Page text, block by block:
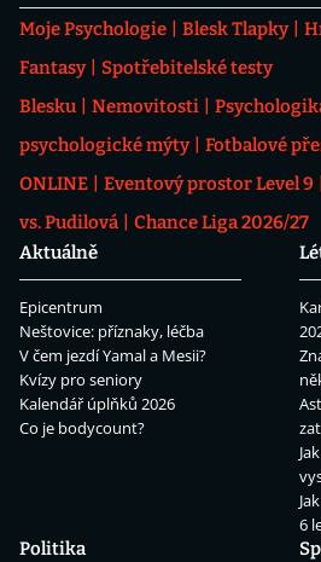
Moje Psychologie Blesk Tlapky
Fantasy
Spotřebitelské testy
Blesku
Nemovitosti
psychologické mýty
Fotbalové
ONLINE
Eventový prostor Level 9
vs. Pudilová
Chance Liga 2026/27
Aktuálně
Epicentrum
Neštovice: příznaky, léčba
V čem jezdí Yamal a Mesii?
Kvízy pro seniory
Kalendář úplňků 2026
Co je bodycount?
6
Politika